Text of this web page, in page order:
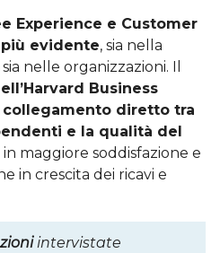
Experience e Customer
evidente, sia nella
nelle organizzazioni. Il
Business
collegamento diretto tra
e la qualità del
maggiore soddisfazione e
in crescita dei ricavi e
intervistate